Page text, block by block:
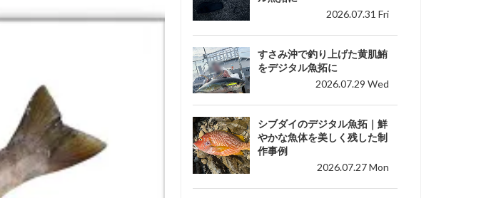
2026.07.31 Fri
すさみ沖で釣り上げた黄肌鮪
をデジタル魚拓に
2026.07.29 Wed
シブダイのデジタル魚拓｜鮮
やかな魚体を美しく残した制
作事例
2026.07.27 Mon